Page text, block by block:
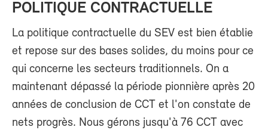
POLITIQUE CONTRACTUELLE
La politique contractuelle du SEV est bien établie
et repose sur des bases solides, du moins pour ce
qui concerne les secteurs traditionnels. On a
maintenant dépassé la période pionnière après 20
années de conclusion de CCT et l'on constate de
nets progrès. Nous gérons jusqu'à 76 CCT avec